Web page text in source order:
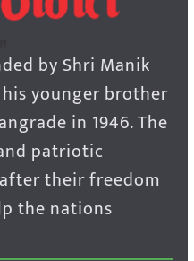
by Shri Manik
younger brother
in 1946. The
patriotic
their freedom
the nations